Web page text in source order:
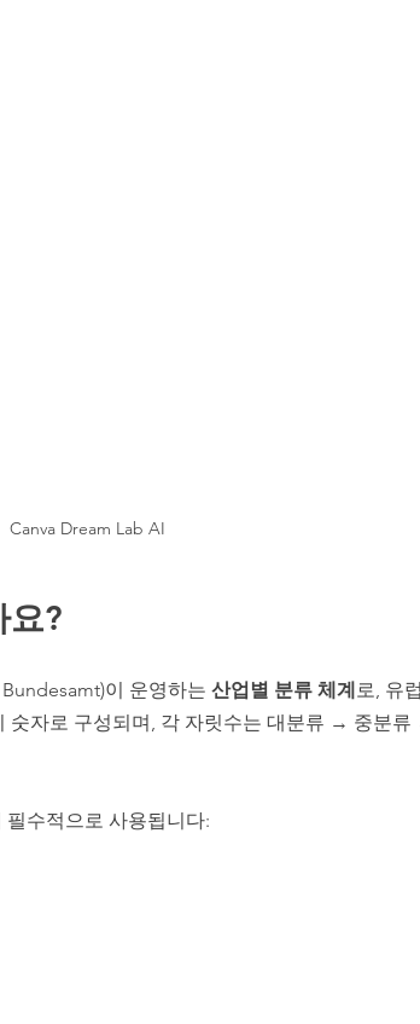
Canva Dream Lab AI
요?
이 운영하는 산업별 분류 체계 로, 유
숫자로 구성되며, 각 자릿수는 대분류 → 중분
수적으로 사용됩니다: